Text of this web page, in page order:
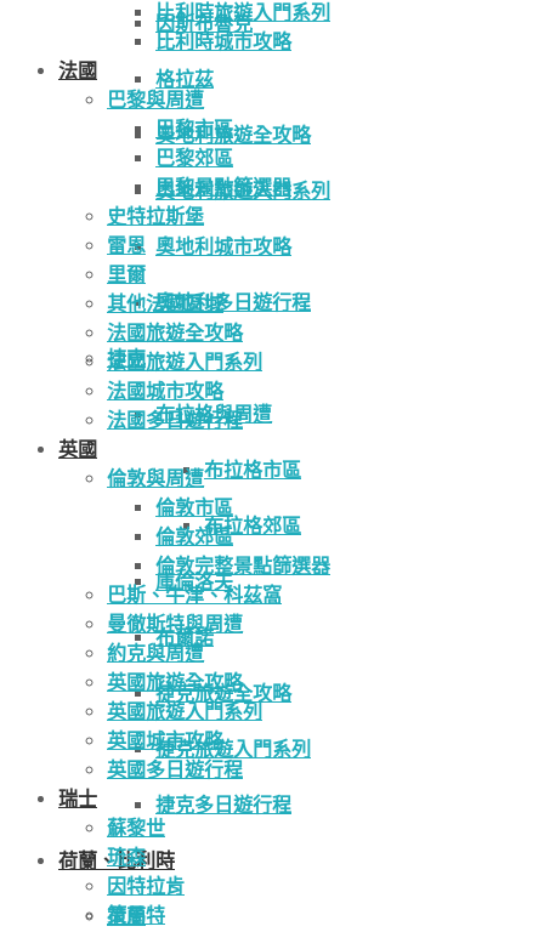
因斯布魯克
格拉茲
奧地利旅遊全攻略
奧地利旅遊入門系列
奧地利城市攻略
奧地利多日遊行程
捷克
布拉格與周遭
布拉格市區
布拉格郊區
庫倫洛夫
布爾諾
捷克旅遊全攻略
捷克旅遊入門系列
捷克多日遊行程
荷蘭、比利時
荷蘭
比利時旅遊入門系列
比利時城市攻略
法國
巴黎與周遭
巴黎市區
巴黎郊區
巴黎景點篩選器
史特拉斯堡
雷恩
里爾
其他法國區域
法國旅遊全攻略
法國旅遊入門系列
法國城市攻略
法國多日遊行程
英國
倫敦與周遭
倫敦市區
倫敦郊區
倫敦完整景點篩選器
巴斯、牛津、科茲窩
曼徹斯特與周遭
約克與周遭
英國旅遊全攻略
英國旅遊入門系列
英國城市攻略
英國多日遊行程
瑞士
蘇黎世
琉森
因特拉肯
策馬特